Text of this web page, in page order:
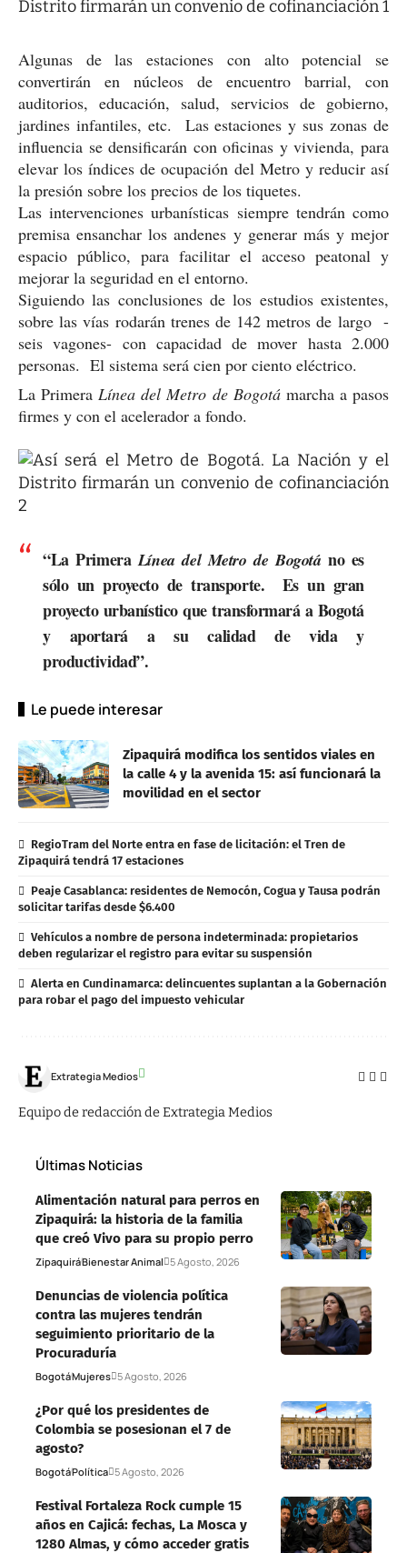
Algunas de las estaciones con alto potencial se
convertirán en núcleos de encuentro barrial, con
auditorios, educación, salud, servicios de gobierno,
jardines infantiles, etc. Las estaciones y sus zonas de
influencia se densificarán con oficinas y vivienda, para
elevar los índices de ocupación del Metro y reducir así
la presión sobre los precios de los tiquetes.
Las intervenciones urbanísticas siempre tendrán como
premisa ensanchar los andenes y generar más y mejor
espacio público, para facilitar el acceso peatonal y
mejorar la seguridad en el entorno.
Siguiendo las conclusiones de los estudios existentes,
sobre las vías rodarán trenes de 142 metros de largo -
seis vagones- con capacidad de mover hasta 2.000
personas. El sistema será cien por ciento eléctrico.
La Primera Línea del Metro de Bogotámarcha a pasos
firmes y con el acelerador a fondo.
“La PrimeraLínea del Metro de Bogotáno es
sólo un proyecto de transporte. Es un gran
proyecto urbanístico que transformará a Bogotá
y aportará a su calidad de vida y
productividad”.
Le puede interesar
Zipaquirá modifica los sentidos viales en
la calle 4 y la avenida 15: así funcionará la
movilidad en el sector
RegioTram del Norte entra en fase de licitación: el Tren de
Zipaquirá tendrá 17 estaciones
Peaje Casablanca: residentes de Nemocón, Cogua y Tausa podrán
solicitar tarifas desde $6.400
Vehículos a nombre de persona indeterminada: propietarios
deben regularizar el registro para evitar su suspensión
Alerta en Cundinamarca: delincuentes suplantan a la Gobernación
para robar el pago del impuesto vehicular
Extrategia Medios
Equipo de redacción de Extrategia Medios
Últimas Noticias
Alimentación natural para perros en
Zipaquirá: la historia de la familia
que creó Vivo para su propio perro
ZipaquiráBienestar Animal 5 Agosto, 2026
Denuncias de violencia política
contra las mujeres tendrán
seguimiento prioritario de la
Procuraduría
BogotáMujeres 5 Agosto, 2026
¿Por qué los presidentes de
Colombia se posesionan el 7 de
agosto?
BogotáPolítica 5 Agosto, 2026
Festival Fortaleza Rock cumple 15
años en Cajicá: fechas, La Mosca y
1280 Almas, y cómo acceder gratis